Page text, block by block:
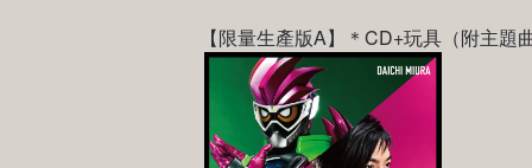
【限量生產版A】＊CD+玩具（附主題